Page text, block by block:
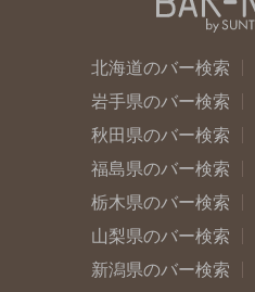
北海道のバー検索
岩手県のバー検索
秋田県のバー検索
福島県のバー検索
栃木県のバー検索
山梨県のバー検索
新潟県のバー検索